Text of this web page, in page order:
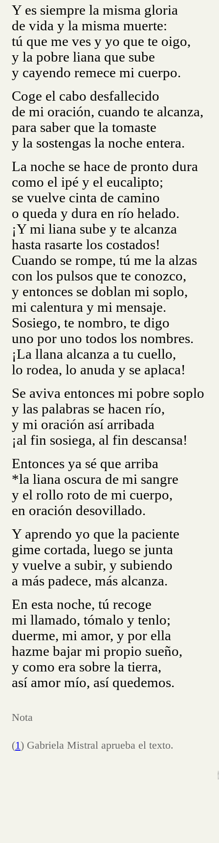
Y es siempre la misma gloria
de vida y la misma muerte:
tú que me ves y yo que te oigo,
y la pobre liana que sube
y cayendo remece mi cuerpo.
Coge el cabo desfallecido
de mi oración, cuando te alcanza,
para saber que la tomaste
y la sostengas la noche entera.
La noche se hace de pronto dura
como el ipé y el eucalipto;
se vuelve cinta de camino
o queda y dura en río helado.
¡Y mi liana sube y te alcanza
hasta rasarte los costados!
Cuando se rompe, tú me la alzas
con los pulsos que te conozco,
y entonces se doblan mi soplo,
mi calentura y mi mensaje.
Sosiego, te nombro, te digo
uno por uno todos los nombres.
¡La llana alcanza a tu cuello,
lo rodea, lo anuda y se aplaca!
Se aviva entonces mi pobre soplo
y las palabras se hacen río,
y mi oración así arribada
¡al fin sosiega, al fin descansa!
Entonces ya sé que arriba
*la liana oscura de mi sangre
y el rollo roto de mi cuerpo,
en oración desovillado.
Y aprendo yo que la paciente
gime cortada, luego se junta
y vuelve a subir, y subiendo
a más padece, más alcanza.
En esta noche, tú recoge
mi llamado, tómalo y tenlo;
duerme, mi amor, y por ella
hazme bajar mi propio sueño,
y como era sobre la tierra,
así amor mío, así quedemos.
Nota
(1) Gabriela Mistral aprueba el texto.